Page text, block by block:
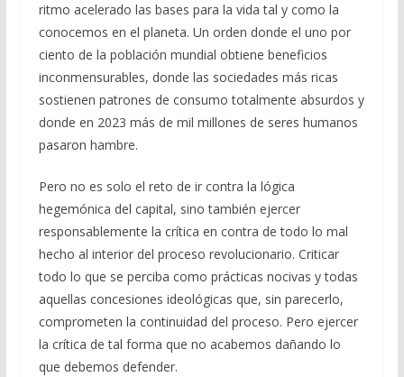
ritmo acelerado las bases para la vida tal y como la
conocemos en el planeta. Un orden donde el uno por
ciento de la población mundial obtiene beneficios
inconmensurables, donde las sociedades más ricas
sostienen patrones de consumo totalmente absurdos y
donde en 2023 más de mil millones de seres humanos
pasaron hambre.
Pero no es solo el reto de ir contra la lógica
hegemónica del capital, sino también ejercer
responsablemente la crítica en contra de todo lo mal
hecho al interior del proceso revolucionario. Criticar
todo lo que se perciba como prácticas nocivas y todas
aquellas concesiones ideológicas que, sin parecerlo,
comprometen la continuidad del proceso. Pero ejercer
la crítica de tal forma que no acabemos dañando lo
que debemos defender.